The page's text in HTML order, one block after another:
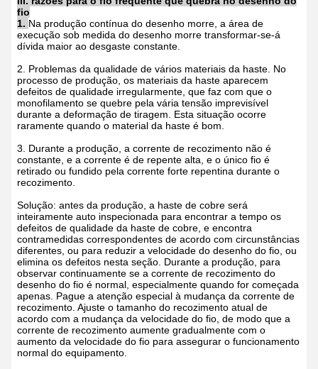
fio
1. Na produção contínua do desenho morre, a área de
execução sob medida do desenho morre transformar-se-á
dívida maior ao desgaste constante.
2. Problemas da qualidade de vários materiais da haste. No
processo de produção, os materiais da haste aparecem
defeitos de qualidade irregularmente, que faz com que o
monofilamento se quebre pela vária tensão imprevisível
durante a deformação de tiragem. Esta situação ocorre
raramente quando o material da haste é bom.
3. Durante a produção, a corrente de recozimento não é
constante, e a corrente é de repente alta, e o único fio é
retirado ou fundido pela corrente forte repentina durante o
recozimento.
Solução: antes da produção, a haste de cobre será
inteiramente auto inspecionada para encontrar a tempo os
defeitos de qualidade da haste de cobre, e encontra
contramedidas correspondentes de acordo com circunstâncias
diferentes, ou para reduzir a velocidade do desenho do fio, ou
elimina os defeitos nesta seção. Durante a produção, para
observar continuamente se a corrente de recozimento do
desenho do fio é normal, especialmente quando for começada
apenas. Pague a atenção especial à mudança da corrente de
recozimento. Ajuste o tamanho do recozimento atual de
acordo com a mudança da velocidade do fio, de modo que a
corrente de recozimento aumente gradualmente com o
aumento da velocidade do fio para assegurar o funcionamento
normal do equipamento.